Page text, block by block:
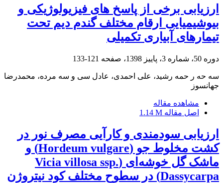
ارزیابی برخی از پاسخ های فیزیولوژیکی و
بیوشیمیایی ارقام مختلف گندم دیم تحت
تیمارهای آبیاری تکمیلی
دوره 50، شماره 3، پاییز 1398، صفحه 121-133
سه حه ر حمه رشید، علی احمدی، عادل سی و سه مرده، محمدرضا
جهانسوز
مشاهده مقاله
اصل مقاله 1.14 M
ارزیابی سودمندی و کارآیی مصرف نور در
کشت مخلوط جو (Hordeum vulgare) و
ماشک گل خوشه‌ای (Vicia villosa ssp.
Dassycarpa) در سطوح مختلف کود نیتروژن